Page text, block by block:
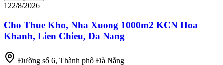
122/8/2026
Cho Thue Kho, Nha Xuong 1000m2 KCN Hoa
Khanh, Lien Chieu, Da Nang
Đường số 6, Thành phố Đà Nẵng